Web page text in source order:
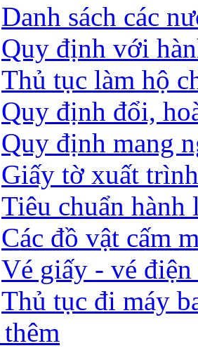
Danh sách các
Quy định với
Thủ tục làm hộ
Quy định đổi,
Quy định mang
Giấy tờ xuất
Tiêu chuẩn
Các đồ vật cấm
Vé giấy - vé
Thủ tục đi máy